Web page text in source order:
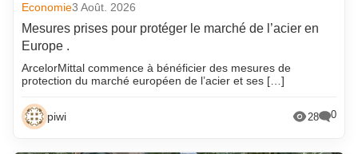
Economie3 Août. 2026
Mesures prises pour protéger le marché de l’acier en
Europe .
ArcelorMittal commence à bénéficier des mesures de
protection du marché européen de l’acier et ses […]
piwi 28 0